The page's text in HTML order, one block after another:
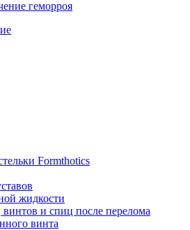
геморроя
Formthotics
жидкости
винтов и спиц после перелома
винта